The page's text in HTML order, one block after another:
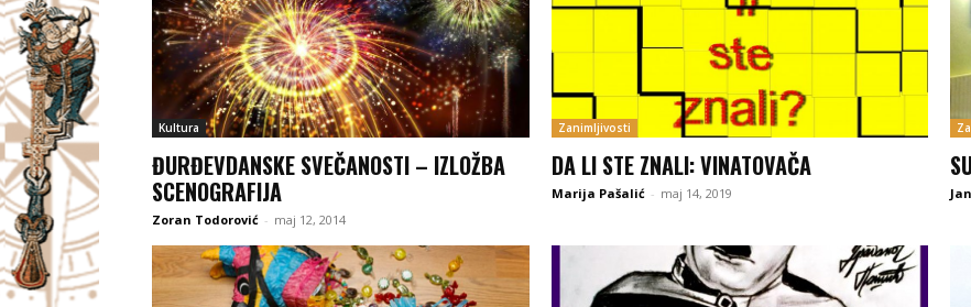
Kultura
ĐURĐEVDANSKE SVEČANOSTI – IZLOŽBA
SCENOGRAFIJA
Zoran Todorović - maj 12, 2014
Zanimljivosti
DA LI STE ZNALI: VINATOVAČA
Marija Pašalić - maj 14, 2019